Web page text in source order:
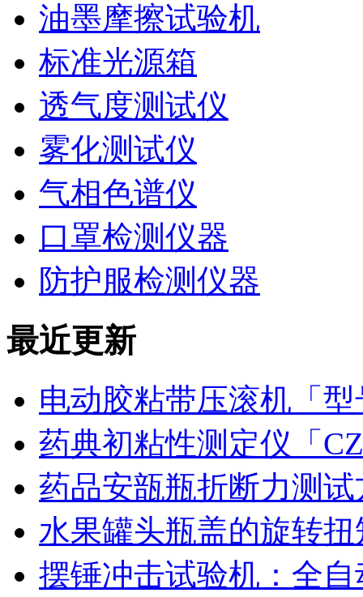
油墨摩擦试验机
标准光源箱
透气度测试仪
雾化测试仪
气相色谱仪
口罩检测仪器
防护服检测仪器
最近更新
电动胶粘带压滚机「
药典初粘性测定仪「
药品安瓿瓶折断力测
水果罐头瓶盖的旋转
摆锤冲击试验机：全